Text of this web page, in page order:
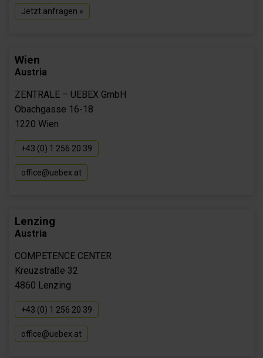
Jetzt anfragen »
Wien
Austria
ZENTRALE – UEBEX GmbH
Obachgasse 16-18
1220 Wien
+43 (0) 1 256 20 39
office@uebex.at
Lenzing
Austria
COMPETENCE CENTER
Kreuzstraße 32
4860 Lenzing
+43 (0) 1 256 20 39
office@uebex.at